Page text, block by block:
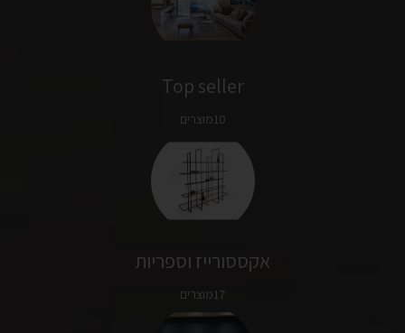
Top seller
10מוצרים
אקססורייז וספריות
17מוצרים